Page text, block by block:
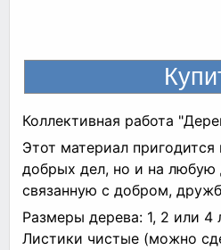
Коллективная работа
Этот материал пригодится
добрых дел, но и на любую
связанную с добром,
Размеры дерева: 1, 2 или 4
Листики чистые (можно